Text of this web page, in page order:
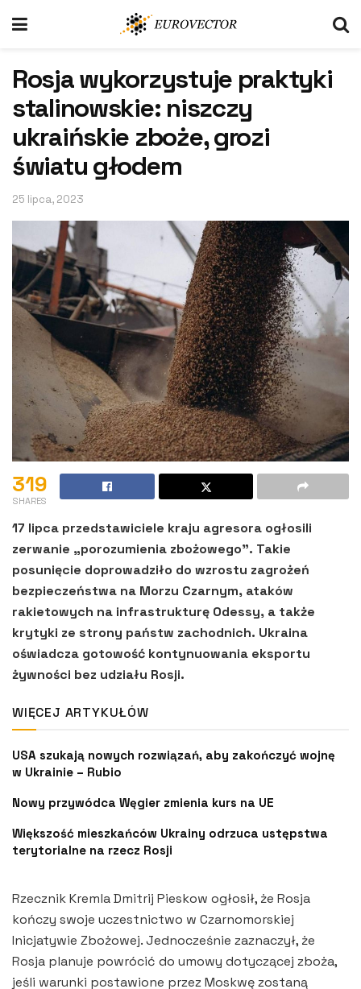
Rosja wykorzystuje praktyki
stalinowskie: niszczy
ukraińskie zboże, grozi
światu głodem
25 lipca, 2023
319
SHARES
17 lipca przedstawiciele kraju agresora ogłosili
zerwanie „porozumienia zbożowego”. Takie
posunięcie doprowadziło do wzrostu zagrożeń
bezpieczeństwa na Morzu Czarnym, ataków
rakietowych na infrastrukturę Odessy, a także
krytyki ze strony państw zachodnich. Ukraina
oświadcza gotowość kontynuowania eksportu
żywności bez udziału Rosji.
WIĘCEJ ARTYKUŁÓW
USA szukają nowych rozwiązań, aby zakończyć wojnę
w Ukrainie – Rubio
Nowy przywódca Węgier zmienia kurs na UE
Większość mieszkańców Ukrainy odrzuca ustępstwa
terytorialne na rzecz Rosji
Rzecznik Kremla Dmitrij Pieskow ogłosił, że Rosja
kończy swoje uczestnictwo w Czarnomorskiej
Inicjatywie Zbożowej. Jednocześnie zaznaczył, że
Rosja planuje powrócić do umowy dotyczącej zboża,
jeśli warunki postawione przez Moskwę zostaną